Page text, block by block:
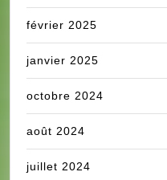
février 2025
janvier 2025
octobre 2024
août 2024
juillet 2024